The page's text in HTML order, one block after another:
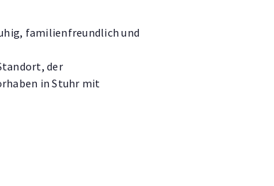
familienfreundlich und
der
in Stuhr mit